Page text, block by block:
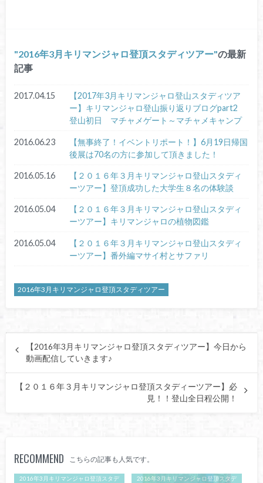
2016年3月キリマンジャロ登頂スタディツアー の最新
記事
2017.04.15
【2017年3月キリマンジャロ登山スタディツア
ー】キリマンジャロ登山振り返りブログpart2
登山初日 マチャメゲート～マチャメキャンプ
2016.06.23
【無事終了！イベントリポート！】6月19日帰国
後展は70名の方に参加して頂きました！
2016.05.16
【２０１６年３月キリマンジャロ登山スタディ
ーツアー】登頂成功した大学生８名の体験談
2016.05.04
【２０１６年３月キリマンジャロ登山スタディ
ーツアー】キリマンジャロの植物図鑑
2016.05.04
【２０１６年３月キリマンジャロ登山スタディ
ーツアー】番外編マサイ村とサファリ
2016年3月キリマンジャロ登頂スタディツアー
【2016年3月キリマンジャロ登頂スタディツアー】今日から
動画配信していきます♪
【２０１６年３月キリマンジャロ登頂スタディーツアー】必
見！！登山全日程公開！
RECOMMEND こちらの記事も人気です。
2016年3月キリマンジャロ登頂スタデ
2016年3月キリマンジャロ登頂スタデ